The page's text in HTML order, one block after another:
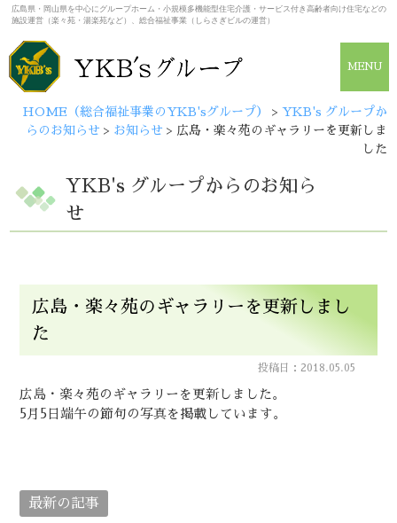
広島県・岡山県を中心にグループホーム・小規模多機能型住宅介護・サービス付き高齢者向け住宅などの
施設運営（楽々苑・湯楽苑など）、総合福祉事業（しらさぎビルの運営）
MENU
HOME（総合福祉事業のYKB'sグループ） > YKB's グループか
らのお知らせ > お知らせ > 広島・楽々苑のギャラリーを更新しま
した
YKB's グループからのお知ら
せ
広島・楽々苑のギャラリーを更新しまし
た
投稿日：2018.05.05
広島・楽々苑のギャラリーを更新しました。
5月5日端午の節句の写真を掲載しています。
最新の記事